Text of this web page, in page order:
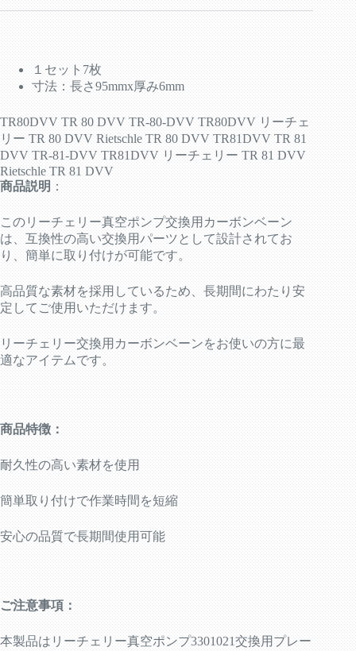
セ
ッ
ト
個
１セット7枚
寸法：長さ95mmx厚み6mm
TR80DVV TR 80 DVV TR-80-DVV TR80DVV リーチェ
リー TR 80 DVV Rietschle TR 80 DVV TR81DVV TR 81
DVV TR-81-DVV TR81DVV リーチェリー TR 81 DVV
Rietschle TR 81 DVV
商品説明：
このリーチェリー真空ポンプ交換用カーボンベーン
は、互換性の高い交換用パーツとして設計されてお
り、簡単に取り付けが可能です。
高品質な素材を採用しているため、長期間にわたり安
定してご使用いただけます。
リーチェリー交換用カーボンベーンをお使いの方に最
適なアイテムです。
商品特徴：
耐久性の高い素材を使用
簡単取り付けで作業時間を短縮
安心の品質で長期間使用可能
ご注意事項：
本製品はリーチェリー真空ポンプ3301021交換用プレー